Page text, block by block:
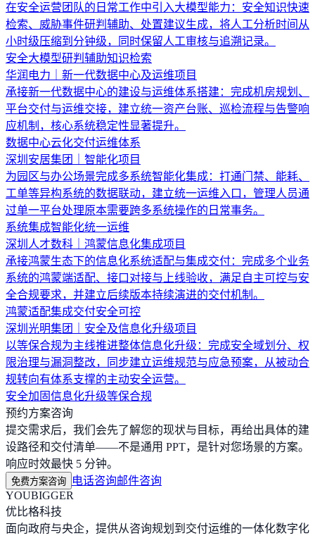
在安全运营团队的日常工作中引入大模型能力：安全知识快速
检索、威胁事件研判辅助、处置建议生成，将人工分析时间从
小时级压缩到分钟级，同时保留人工审核与追溯记录。
安全大模型研判辅助知识检索
华润电力｜新一代数据中心及运维项目
承接新一代数据中心的建设与运维体系搭建：完成机房规划、
平台交付与运维交接，建立统一资产台账、巡检流程与告警响
应机制，核心系统稳定性显著提升。
数据中心云化交付运维体系
深圳安居集团｜智能化项目
为园区与办公场景完成多系统智能化集成：打通门禁、能耗、
工单等异构系统的数据联动，建立统一运维入口，管理人员通
过单一平台处理原本需要跨多系统操作的日常事务。
系统集成智能化统一运维
深圳人才数科｜鸿蒙信息化集成项目
承接鸿蒙生态下的信息化系统适配与集成交付：完成多个业务
系统的鸿蒙端适配、接口对接与上线验收，满足自主可控与安
全合规要求，并建立后续版本持续演进的交付机制。
鸿蒙适配集成交付安全可控
深圳光明集团｜安全及信息化升级项目
以等保合规为主线推进整体信息化升级：完成安全域划分、权
限治理与漏洞整改，同步建立运维规范与应急预案，从被动合
规转向有体系支撑的主动安全运营。
安全加固信息化升级等保合规
预约方案咨询
提交需求后，我们会先了解您的现状与目标，再给出具体的建
设路径和交付清单——不是通用 PPT，是针对您场景的方案。
响应时效最快 5 分钟。
免费方案咨询 电话咨询邮件咨询
YOUBIGGER
优比格科技
面向政府与央企，提供从咨询规划到交付运维的一体化数字化